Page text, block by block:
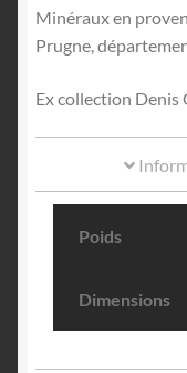
Minéraux en
Prugne,
Ex collection Denis
Poids
Dimensions